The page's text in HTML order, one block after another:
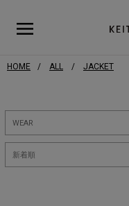
HOME ALL JACKET
WEAR
新着順